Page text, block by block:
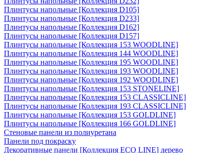
Плинтусы напольные [Коллекция D105]
Плинтусы напольные [Коллекция D233]
Плинтусы напольные [Коллекция D162]
Плинтусы напольные [Коллекция D157]
Плинтусы напольные [Коллекция 153 WOODLINE]
Плинтусы напольные [Коллекция 144 WOODLINE]
Плинтусы напольные [Коллекция 195 WOODLINE]
Плинтусы напольные [Коллекция 193 WOODLINE]
Плинтусы напольные [Коллекция 192 WOODLINE]
Плинтусы напольные [Коллекция 153 STONELINE]
Плинтусы напольные [Коллекция 153 CLASSICLINE]
Плинтусы напольные [Коллекция 193 CLASSICLINE]
Плинтусы напольные [Коллекция 153 GOLDLINE]
Плинтусы напольные [Коллекция 166 GOLDLINE]
Стеновые панели из полиуретана
Панели под покраску
Декоративные панели [Коллекция ECO LINE] дерево